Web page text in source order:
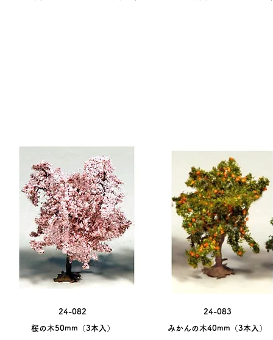
24-082
桜の木50mm（3本入）
24-083
みかんの木40mm（3本入）